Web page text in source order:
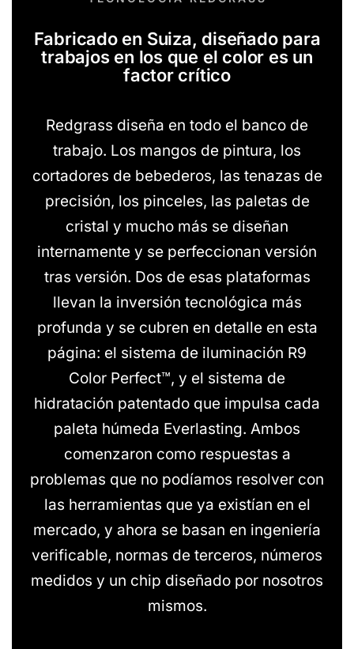
Fabricado en Suiza, diseñado para
trabajos en los que el color es un
factor crítico
Redgrass diseña en todo el banco de
trabajo. Los mangos de pintura, los
cortadores de bebederos, las tenazas de
precisión, los pinceles, las paletas de
cristal y mucho más se diseñan
internamente y se perfeccionan versión
tras versión. Dos de esas plataformas
llevan la inversión tecnológica más
profunda y se cubren en detalle en esta
página: el sistema de iluminación R9
Color Perfect™, y el sistema de
hidratación patentado que impulsa cada
paleta húmeda Everlasting. Ambos
comenzaron como respuestas a
problemas que no podíamos resolver con
las herramientas que ya existían en el
mercado, y ahora se basan en ingeniería
verificable, normas de terceros, números
medidos y un chip diseñado por nosotros
mismos.